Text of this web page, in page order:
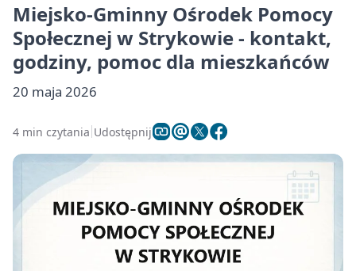
Miejsko-Gminny Ośrodek Pomocy
Społecznej w Strykowie - kontakt,
godziny, pomoc dla mieszkańców
20 maja 2026
4 min czytania Udostępnij